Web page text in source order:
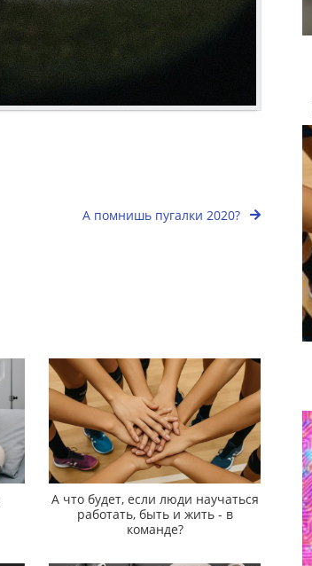
А помнишь пугалки 2020?
А что будет, если люди научаться
работать, быть и жить - в
команде?